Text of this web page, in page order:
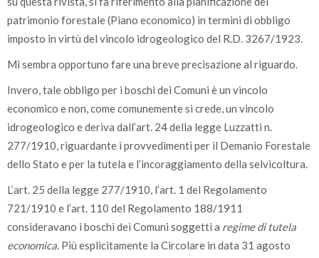
patrimonio forestale (Piano economico) in termini di obbligo
imposto in virtù del vincolo idrogeologico del R.D. 3267/1923.
Mi sembra opportuno fare una breve precisazione al riguardo.
Invero, tale obbligo per i boschi dei Comuni è un vincolo
economico e non, come comunemente si crede, un vincolo
idrogeologico e deriva dall’art. 24 della legge Luzzatti n.
277/1910, riguardante i provvedimenti per il Demanio Forestale
dello Stato e per la tutela e l’incoraggiamento della selvicoltura.
L’art. 25 della legge 277/1910, l’art. 1 del Regolamento
721/1910 e l’art. 110 del Regolamento 188/1911
consideravano i boschi dei Comuni soggetti a regime di tutela
economica. Più esplicitamente la Circolare in data 31 agosto